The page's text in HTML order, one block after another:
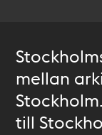
mellan
till